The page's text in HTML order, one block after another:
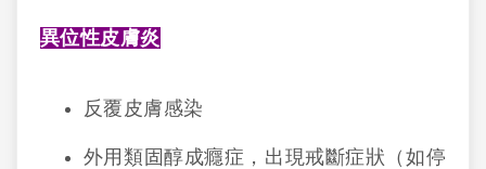
異位性皮膚炎
反覆皮膚感染
外用類固醇成癮症，出現戒斷症狀 （如停